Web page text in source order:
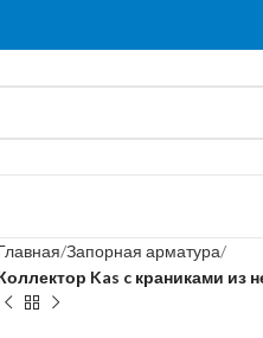
Запорная арматура
Kas c краниками